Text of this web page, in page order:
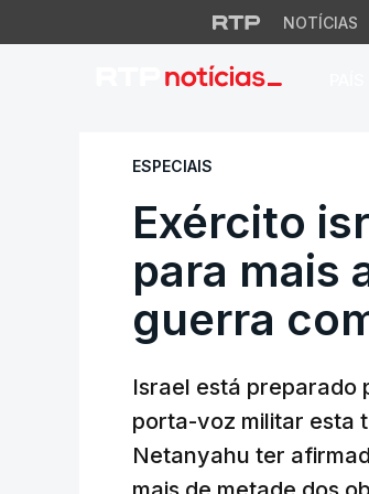
NOTÍCIAS
Exército
ESPECIAIS
Exército
para mais
guerra
Israel está preparado
porta-voz militar esta
Netanyahu ter